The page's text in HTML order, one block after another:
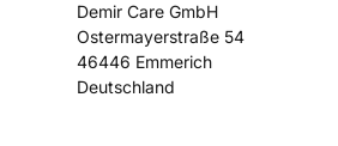
Demir Care GmbH
Ostermayerstraße 54
46446 Emmerich